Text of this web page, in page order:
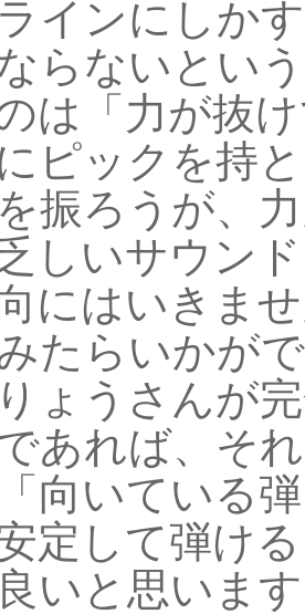
インにしか
らないとい
は「力が抜
ピックを持
振ろうが、
しいサウン
にはいきま
たらいかが
ょうさんが
あれば、そ
向いている
定して弾け
いと思いま